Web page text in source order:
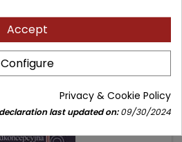
złRegular
price
79.00 zł
Add to cart
favorite_border
Accept
Configure
Privacy & Cookie Policy
last updated on:09/30/2024